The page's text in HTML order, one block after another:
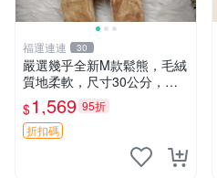
福運連連 30
嚴選幾乎全新M款鬆熊，毛絨
質地柔軟，尺寸30公分，做
工精緻可愛，適合收藏或贈送
親友。中古使用痕跡，手感依
然優良。 鬆熊 嬰熊 毛玩偶
$1,569 95折
折扣碼